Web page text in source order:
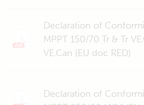
Declaration of
MPPT 150/70 Tr & Tr
VE.Can (EU doc RED)
Declaration of